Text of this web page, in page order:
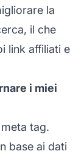
la
il che
link affiliati e
i miei
tag.
base ai dati